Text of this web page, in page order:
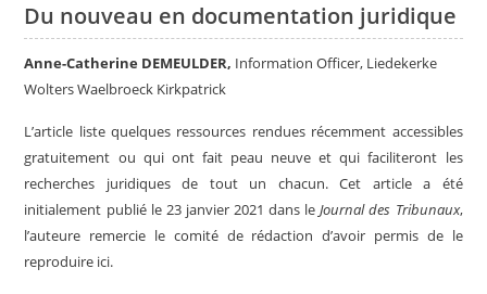
Du nouveau en documentation juridique
Anne-Catherine DEMEULDER, Information Officer, Liedekerke
Wolters Waelbroeck Kirkpatrick
L’article liste quelques ressources rendues récemment accessibles
gratuitement ou qui ont fait peau neuve et qui faciliteront les
recherches juridiques de tout un chacun. Cet article a été
initialement publié le 23 janvier 2021 dans leJournal des Tribunaux,
l’auteure remercie le comité de rédaction d’avoir permis de le
reproduire ici.